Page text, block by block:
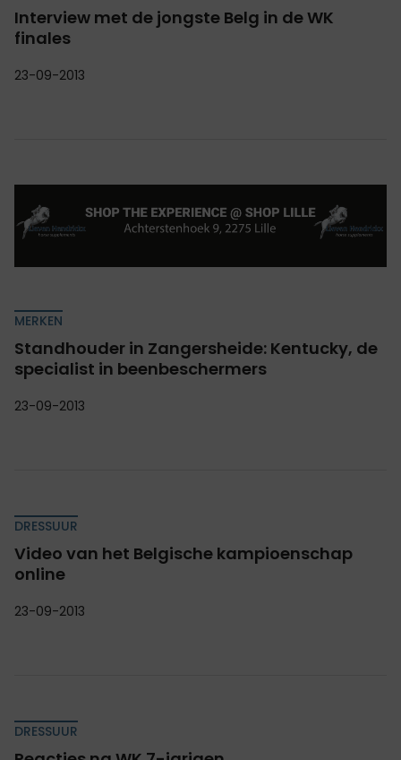
Interview met de jongste Belg in de WK
finales
23-09-2013
MERKEN
Standhouder in Zangersheide: Kentucky, de
specialist in beenbeschermers
23-09-2013
DRESSUUR
Video van het Belgische kampioenschap
online
23-09-2013
DRESSUUR